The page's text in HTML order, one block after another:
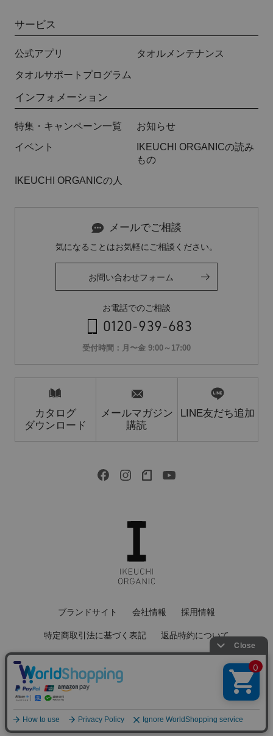
よくある質問
サービス
公式アプリ タオルメンテナンス
タオルサポートプログラム
インフォメーション
特集・キャンペーン一覧 お知らせ
イベント
IKEUCHI ORGANICの読み
もの
IKEUCHI ORGANICの人
メールでご相談
気になることはお気軽にご相談ください。
お問い合わせフォーム
お電話でのご相談
0120-939-683
受付時間：月〜金 9:00～17:00
カタログ
ダウンロード
メールマガジン
購読
LINE友だち追加
ブランドサイト 会社情報 採用情報
特定商取引法に基づく表記 返品特約について
Copyright © 2022 IKEUCHI ORGANIC All Rights Reserved.